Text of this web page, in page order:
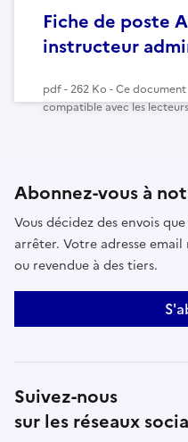
Fiche de poste
instructeur
pdf - 262 Ko - Ce
compatible avec les
Abonnez-vous à
Vous décidez des envois
arrêter. Votre adresse
ou revendue à des tiers.
Suivez-nous
sur les réseaux